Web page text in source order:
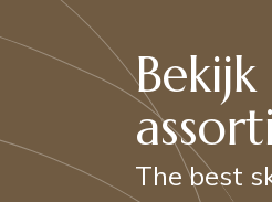
The best